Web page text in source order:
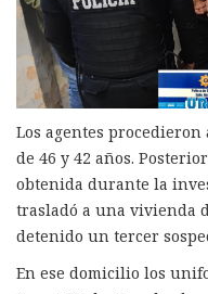
Los agentes
de 46 y 42 años.
obtenida durante la
trasladó a una vivienda
detenido un tercer
En ese domicilio los